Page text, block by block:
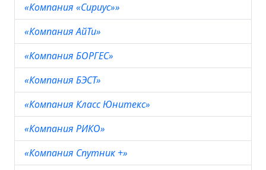
«Компания «Сириус»»
«Компания АйТи»
«Компания БОРГЕС»
«Компания БЭСТ»
«Компания Класс Юнитекс»
«Компания РИКО»
«Компания Спутник +»